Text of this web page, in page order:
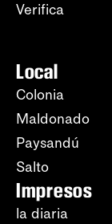
Verifica
Local
Colonia
Maldonado
Paysandú
Salto
Impresos
la diaria